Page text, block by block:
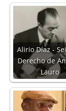
Alirio Díaz -
Derecho de
Lauro